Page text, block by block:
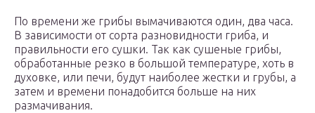
По времени же грибы вымачиваются один, два часа.
В зависимости от сорта разновидности гриба, и
правильности его сушки. Так как сушеные грибы,
обработанные резко в большой температуре, хоть в
духовке, или печи, будут наиболее жестки и грубы, а
затем и времени понадобится больше на них
размачивания.